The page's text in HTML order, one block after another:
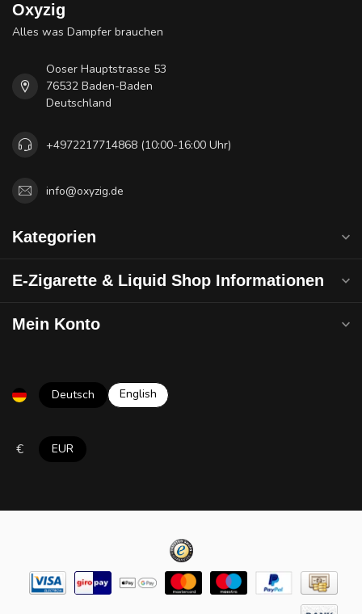
Oxyzig
Alles was Dampfer brauchen
Ooser Hauptstrasse 53
76532 Baden-Baden
Deutschland
+4972217714868 (10:00-16:00 Uhr)
info@oxyzig.de
Kategorien
E-Zigarette & Liquid Shop Informationen
Mein Konto
Deutsch English
€ EUR